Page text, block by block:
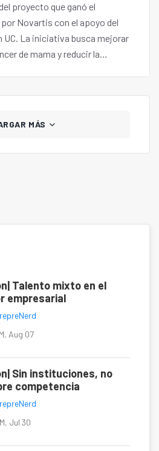
proyecto que ganó el
Novartis con el apoyo del
UC. La iniciativa busca mejorar
de mama y reducir la
MÁS
Talento mixto en el
empresarial
Aug 07
Sin instituciones, no
competencia
Jul 30